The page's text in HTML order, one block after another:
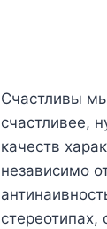
Счастливы
счастливее,
качеств
независимо